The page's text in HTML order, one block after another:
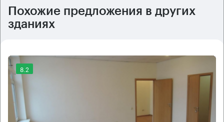
Похожие предложения в других
зданиях
8.2